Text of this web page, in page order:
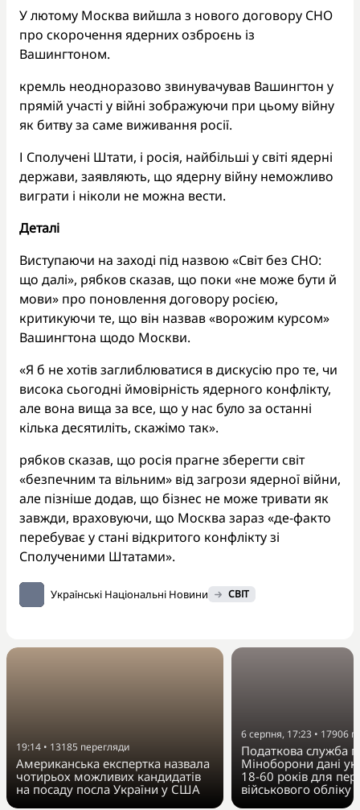
У лютому Москва вийшла з нового договору СНО
про скорочення ядерних озброєнь із
Вашингтоном.
кремль неодноразово звинувачував Вашингтон у
прямій участі у війні зображуючи при цьому війну
як битву за саме виживання росії.
І Сполучені Штати, і росія, найбільші у світі ядерні
держави, заявляють, що ядерну війну неможливо
виграти і ніколи не можна вести.
Деталі
Виступаючи на заході під назвою «Світ без СНО:
що далі», рябков сказав, що поки «не може бути й
мови» про поновлення договору росією,
критикуючи те, що він назвав «ворожим курсом»
Вашингтона щодо Москви.
«Я б не хотів заглиблюватися в дискусію про те, чи
висока сьогодні ймовірність ядерного конфлікту,
але вона вища за все, що у нас було за останні
кілька десятиліть, скажімо так».
рябков сказав, що росія прагне зберегти світ
«безпечним та вільним» від загрози ядерної війни,
але пізніше додав, що бізнес не може тривати як
завжди, враховуючи, що Москва зараз «де-факто
перебуває у стані відкритого конфлікту зі
Сполученими Штатами».
Українські Національні Новини СВІТ
19:14 • 13185 перегляди
Американська експертка назвала
чотирьох можливих кандидатів
на посаду посла України у США
6 серпня, 17:23 • 17906
Податкова служба
Міноборони дані
18-60 років для
військового обліку